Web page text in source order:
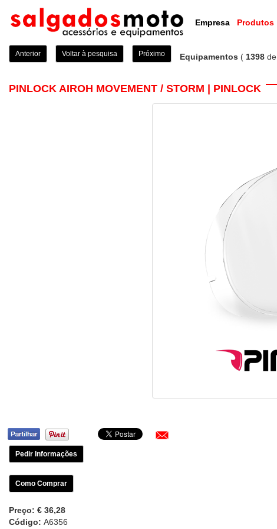
Empresa Produtos
Anterior Voltar à pesquisa Próximo Equipamentos ( 1398 de
PINLOCK AIROH MOVEMENT / STORM | PINLOCK
Pedir Informações
Como Comprar
Preço: € 36,28
Código: A6356